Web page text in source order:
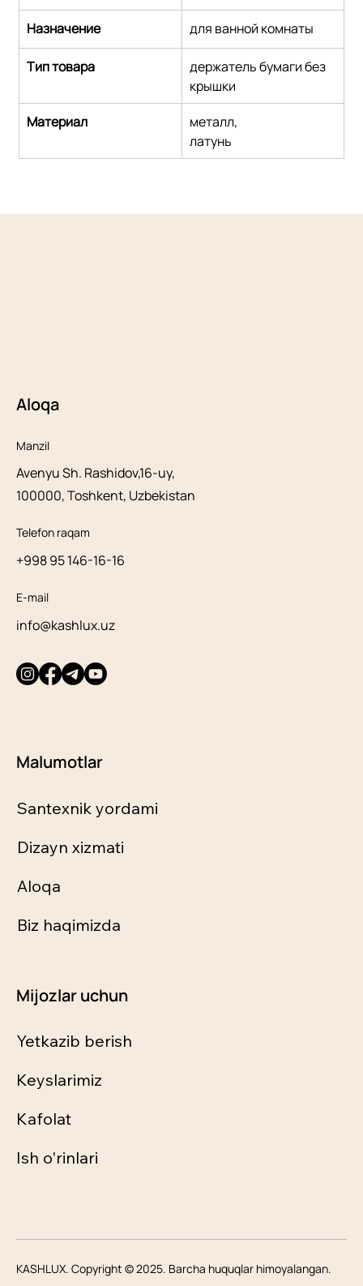
Назначение для ванной комнаты
Тип товара
держатель бумаги без
крышки
Материал
металл,
латунь
Aloqa
Manzil
Avenyu Sh. Rashidov,16-uy,
100000, Toshkent, Uzbekistan
Telefon raqam
+998 95 146-16-16
E-mail
info@kashlux.uz
Malumotlar
Santexnik yordami
Dizayn xizmati
Aloqa
Biz haqimizda
Mijozlar uchun
Yetkazib berish
Keyslarimiz
Kafolat
Ish o'rinlari
KASHLUX. Copyright © 2025. Barcha huquqlar himoyalangan.